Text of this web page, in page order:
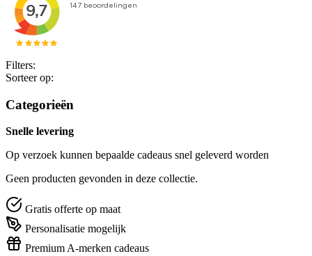
Filters:
Sorteer op:
Categorieën
Snelle levering
Op verzoek kunnen bepaalde cadeaus snel geleverd worden
Geen producten gevonden in deze collectie.
Gratis offerte op maat
Personalisatie mogelijk
Premium A-merken cadeaus